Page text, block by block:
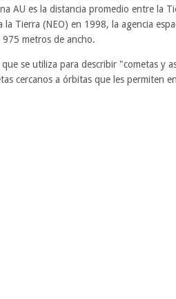
AU es la distancia promedio entre la
la Tierra (NEO) en 1998, la agencia
metros de ancho.
se utiliza para describir "cometas y
cercanos a órbitas que les permiten